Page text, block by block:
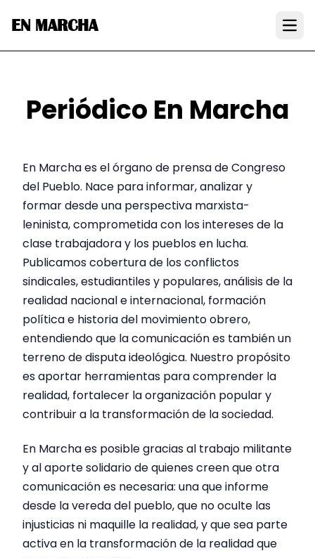
EN MARCHA
Periódico En Marcha
En Marcha es el órgano de prensa de Congreso
del Pueblo. Nace para informar, analizar y
formar desde una perspectiva marxista-
leninista, comprometida con los intereses de la
clase trabajadora y los pueblos en lucha.
Publicamos cobertura de los conflictos
sindicales, estudiantiles y populares, análisis de la
realidad nacional e internacional, formación
política e historia del movimiento obrero,
entendiendo que la comunicación es también un
terreno de disputa ideológica. Nuestro propósito
es aportar herramientas para comprender la
realidad, fortalecer la organización popular y
contribuir a la transformación de la sociedad.
En Marcha es posible gracias al trabajo militante
y al aporte solidario de quienes creen que otra
comunicación es necesaria: una que informe
desde la vereda del pueblo, que no oculte las
injusticias ni maquille la realidad, y que sea parte
activa en la transformación de la realidad que